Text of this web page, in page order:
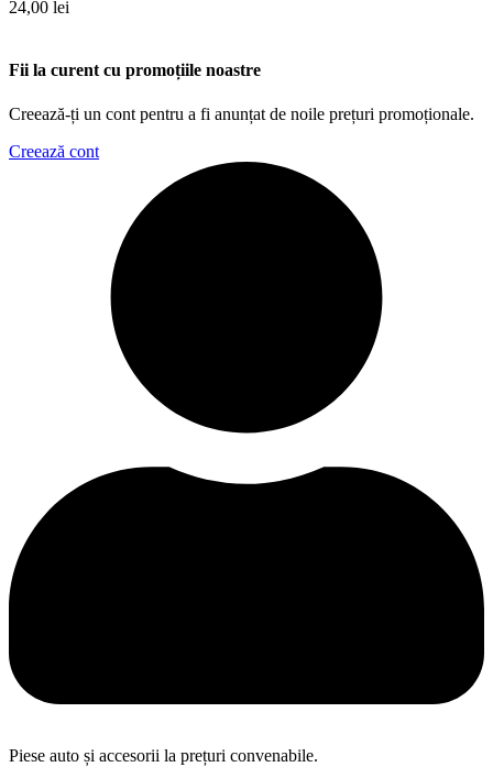
24,00 lei
Fii la curent cu promoțiile noastre
Creează-ți un cont pentru a fi anunțat de noile prețuri promoționale.
Creează cont
Piese auto și accesorii la prețuri convenabile.